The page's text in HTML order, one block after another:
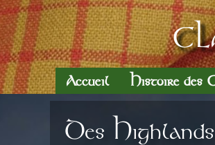
Accueil Histoire des
Des